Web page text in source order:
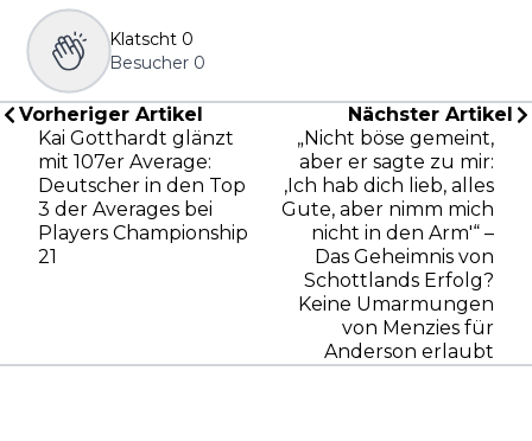
Klatscht 0
Besucher 0
Vorheriger Artikel
Kai Gotthardt glänzt
mit 107er Average:
Deutscher in den Top
3 der Averages bei
Players Championship
21
Nächster Artikel
„Nicht böse gemeint,
aber er sagte zu mir:
‚Ich hab dich lieb, alles
Gute, aber nimm mich
nicht in den Arm'“ –
Das Geheimnis von
Schottlands Erfolg?
Keine Umarmungen
von Menzies für
Anderson erlaubt